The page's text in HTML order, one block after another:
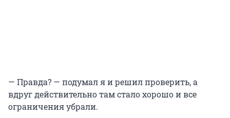
— Правда? — подумал я и решил проверить, а
вдруг действительно там стало хорошо и все
ограничения убрали.